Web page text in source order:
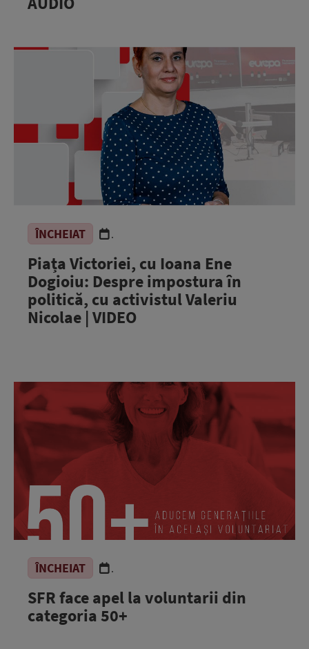
ÎNCHEIAT .
Piața Victoriei, cu Ioana Ene
Dogioiu: Despre impostura în
politică, cu activistul Valeriu
Nicolae | VIDEO
ÎNCHEIAT .
SFR face apel la voluntarii din
categoria 50+